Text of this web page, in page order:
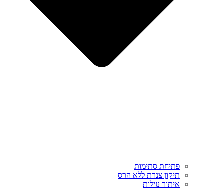
פתיחת סתימות
תיקון צנרת ללא הרס
איתור נזילות